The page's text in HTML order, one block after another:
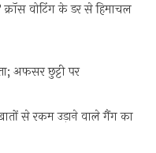
क्रॉस वोटिंग के डर से हिमाचल
अफसर छुट्टी पर
से रकम उड़ाने वाले गैंग का